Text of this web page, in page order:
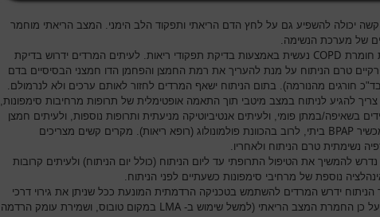
יכולה להשפיע גם על לחץ הדם הריאתי ותפקוד הלב הימני. המצב הריאתי מוחמר
של מערכת הנשימה.
חומרת COPD נעשית באמצעות בדיקת תפקודי ריאות. לעיתים המרדים ידרוש בדיקת
טרם הניתוח על מנת להעריך את רמת החמצן והפחמן הדו חמצני הבסיסיים בדם
חורגים מהנורמה). בתום הניתוח ישאף המרדים לחזור לאותם ערכים ולא לנרמולם.
להגיע לניתוח במצב מיטבי תוך התאמה אופטימלית של תרופות מרחיבות סימפונות,
בשאיפה/במתן פומי, ולעיתים אנטיביוטיקה מניעתית ותרופות נוספות, ולעיתים חמצן
BPAP ביתי, לרוב בהכוונת פולמונולוג (רופא ריאות). מקרים קשים מצריכים
נשימתית טרם הניתוח ולאחריו.
להמשיך את הטיפול התרופתי עד ליום הניתוח (כולל יום הניתוח) ולעיתים קרובות
נוספת של מרחיבי סימפונות כשעתיים לפני הניתוח.
ידרש המרדים להשתמש בטכניקה הרדמתית המונעת ככל שניתן את גירוי דרכי
כן החמרת המצב הריאתי (למשל שימוש ב- LMA במקום טובוס, ושמירת עומק הרדמה